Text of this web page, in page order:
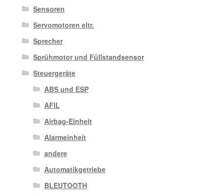
Sensoren
Servomotoren eltr.
Sprecher
Sprühmotor und Füllstandsensor
Steuergeräte
ABS und ESP
AFIL
Airbag-Einheit
Alarmeinheit
andere
Automatikgetriebe
BLEUTOOTH